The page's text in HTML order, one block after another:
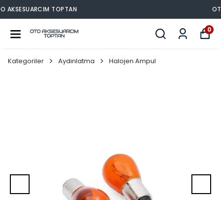
OTO AKSESUARCIM TOPTAN
0
Kategoriler Aydınlatma Halojen Ampul